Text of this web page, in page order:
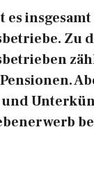
insgesamt
Zu